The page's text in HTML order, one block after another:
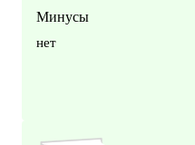
Минусы
нет